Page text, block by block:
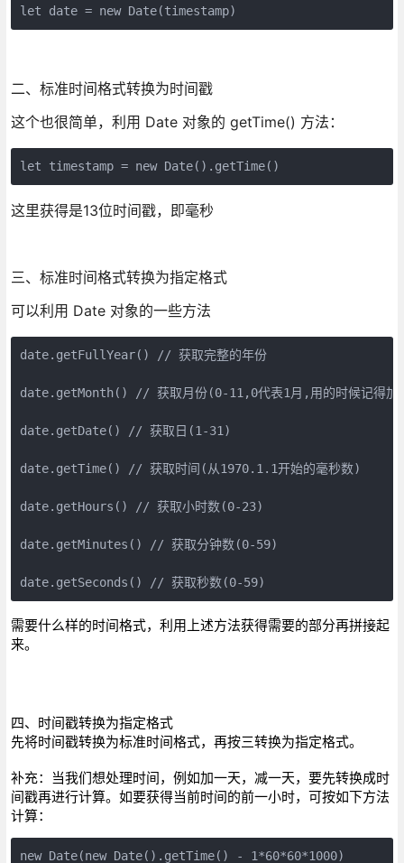
let date = new Date(timestamp)
二、标准时间格式转换为时间戳
这个也很简单，利用 Date 对象的 getTime() 方法：
let timestamp = new Date().getTime()
这里获得是13位时间戳，即毫秒
三、标准时间格式转换为指定格式
可以利用 Date 对象的一些方法
date.getFullYear() // 获取完整的年份
date.getMonth() // 获取月份(0-11,0代表1月,用的时候记得加
date.getDate() // 获取日(1-31)
date.getTime() // 获取时间(从1970.1.1开始的毫秒数)
date.getHours() // 获取小时数(0-23)
date.getMinutes() // 获取分钟数(0-59)
date.getSeconds() // 获取秒数(0-59)
需要什么样的时间格式，利用上述方法获得需要的部分再拼接起
来。
四、时间戳转换为指定格式
先将时间戳转换为标准时间格式，再按三转换为指定格式。
补充：当我们想处理时间，例如加一天，减一天，要先转换成时
间戳再进行计算。如要获得当前时间的前一小时，可按如下方法
计算：
new Date(new Date().getTime() - 1*60*60*1000)